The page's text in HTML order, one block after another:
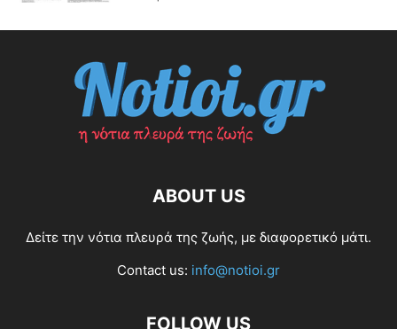
ABOUT US
Δείτε την νότια πλευρά της ζωής, με διαφορετικό μάτι.
Contact us: info@notioi.gr
FOLLOW US